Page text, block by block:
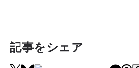
記事をシェア